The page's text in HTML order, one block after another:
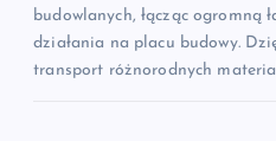
budowlanych, łącząc ogromną
działania na placu budowy.
transport różnorodnych